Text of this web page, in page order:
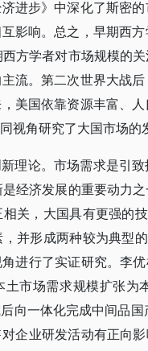
进步》中深化了斯密
影响。总之，早期西
方学者对市场规模的
流。第二次世界大战
美国依靠资源丰富、
视角研究了大国市场的
理论。市场需求是引
是经济发展的重要动力
关，大国具有更强的
并形成两种较为典型
进行了实证研究。李
土市场需求规模扩张
向一体化完成中间品国
企业研发活动有正向